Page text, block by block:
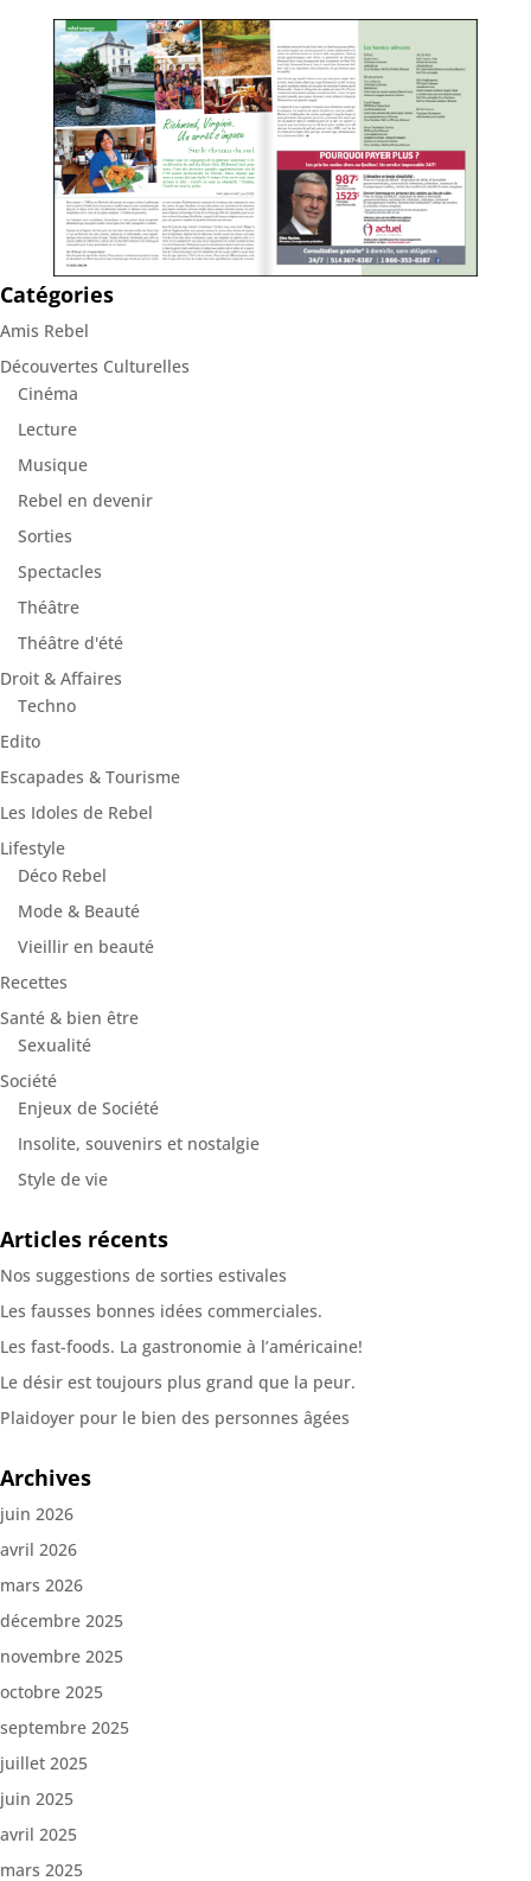
Catégories
Amis Rebel
Découvertes Culturelles
Cinéma
Lecture
Musique
Rebel en devenir
Sorties
Spectacles
Théâtre
Théâtre d'été
Droit & Affaires
Techno
Edito
Escapades & Tourisme
Les Idoles de Rebel
Lifestyle
Déco Rebel
Mode & Beauté
Vieillir en beauté
Recettes
Santé & bien être
Sexualité
Société
Enjeux de Société
Insolite, souvenirs et nostalgie
Style de vie
Articles récents
Nos suggestions de sorties estivales
Les fausses bonnes idées commerciales.
Les fast-foods. La gastronomie à l’américaine!
Le désir est toujours plus grand que la peur.
Plaidoyer pour le bien des personnes âgées
Archives
juin 2026
avril 2026
mars 2026
décembre 2025
novembre 2025
octobre 2025
septembre 2025
juillet 2025
juin 2025
avril 2025
mars 2025